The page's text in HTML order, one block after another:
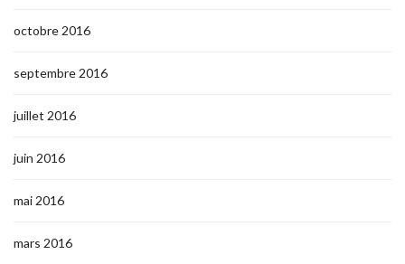
octobre 2016
septembre 2016
juillet 2016
juin 2016
mai 2016
mars 2016